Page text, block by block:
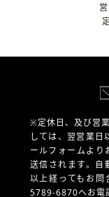
※定休日、及び営
しては、翌営業日
ールフォームより
送信されます。自
以上経ってもお
5789-6870へお電